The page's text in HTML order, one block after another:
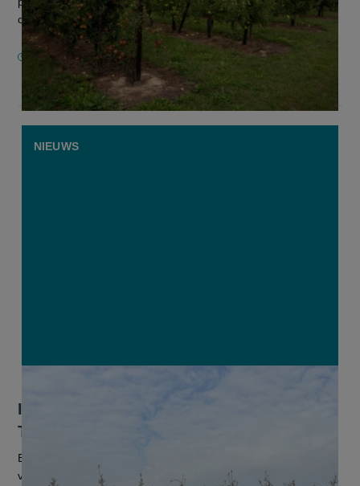
om de impact te ku...
11 MEI 2026
Internationale fruitconferentie in Sint-
Truiden pakt uit met nieuwe rassen
Een 80-tal onderzoekers, veredelaars, licentiehouders en
variëteitsmanagers zijn deze week bijeengekomen in Sint-
NIEUWS